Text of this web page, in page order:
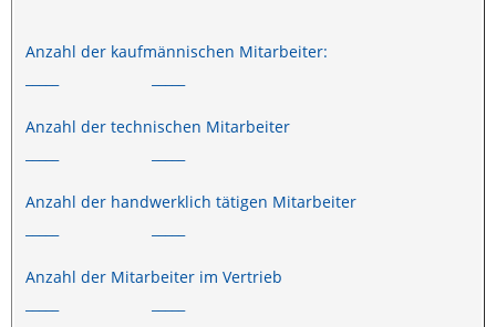
Anzahl der kaufmännischen Mitarbeiter:
Anzahl der technischen Mitarbeiter
Anzahl der handwerklich tätigen Mitarbeiter
Anzahl der Mitarbeiter im Vertrieb